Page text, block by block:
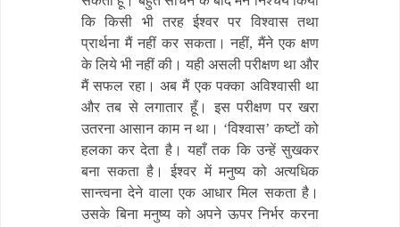
कि किसी भी तरह ईश्वर पर विश्वास तथा
प्रार्थना मैं नहीं कर सकता। नहीं, मैंने एक क्षण
के लिये भी नहीं की। यही असली परीक्षण था और
मैं सफल रहा। अब मैं एक पक्का अविश्वासी था
और तब से लगातार हूँ। इस परीक्षण पर खरा
उतरना आसान काम न था। ‘विश्वास’ कष्टों को
हलका कर देता है। यहाँ तक कि उन्हें सुखकर
बना सकता है। ईश्वर में मनुष्य को अत्यधिक
सान्त्वना देने वाला एक आधार मिल सकता है।
उसके बिना मनुष्य को अपने ऊपर निर्भर करना